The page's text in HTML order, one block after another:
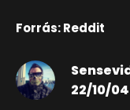
Forrás: Reddit
22/10/